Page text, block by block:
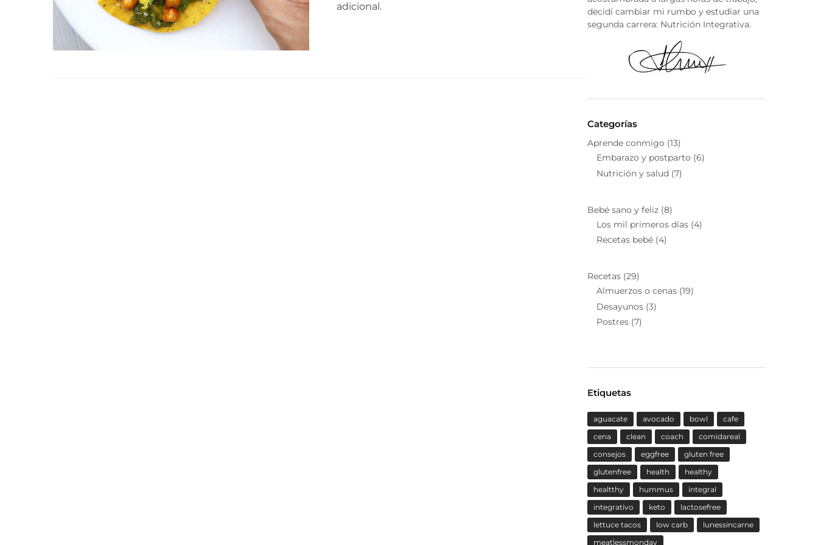
adicional.
decidí cambiar mi rumbo y estudiar una
segunda carrera: Nutrición Integrativa.
Categorías
Aprende conmigo (13)
Embarazo y postparto (6)
Nutrición y salud (7)
Bebé sano y feliz(8)
Los mil primeros días(4)
Recetas bebé(4)
Recetas(29)
Almuerzos o cenas(19)
Desayunos(3)
Postres(7)
Etiquetas
aguacate avocado bowl
cafe
cena
clean coach
comidareal
consejos
eggfree
gluten free
glutenfree
health
healthy
healtthy
hummus
integral
integrativo
keto
lactosefree
lettuce tacos
low carb
lunessincarne
meatlessmonday